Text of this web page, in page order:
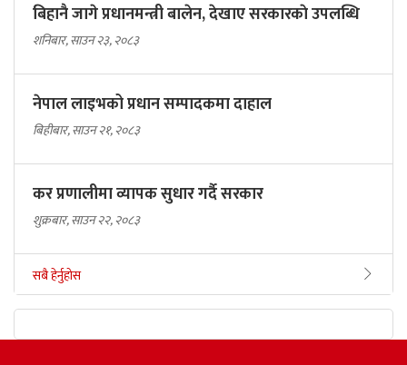
बिहानै जागे प्रधानमन्त्री बालेन, देखाए सरकारकाे उपलब्धि
शनिबार, साउन २३, २०८३
नेपाल लाइभको प्रधान सम्पादकमा दाहाल
बिहीबार, साउन २१, २०८३
कर प्रणालीमा व्यापक सुधार गर्दै सरकार
शुक्रबार, साउन २२, २०८३
सबै हेर्नुहोस